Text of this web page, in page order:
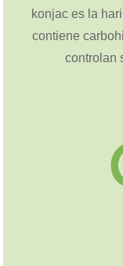
konjac es la
contiene
controlan